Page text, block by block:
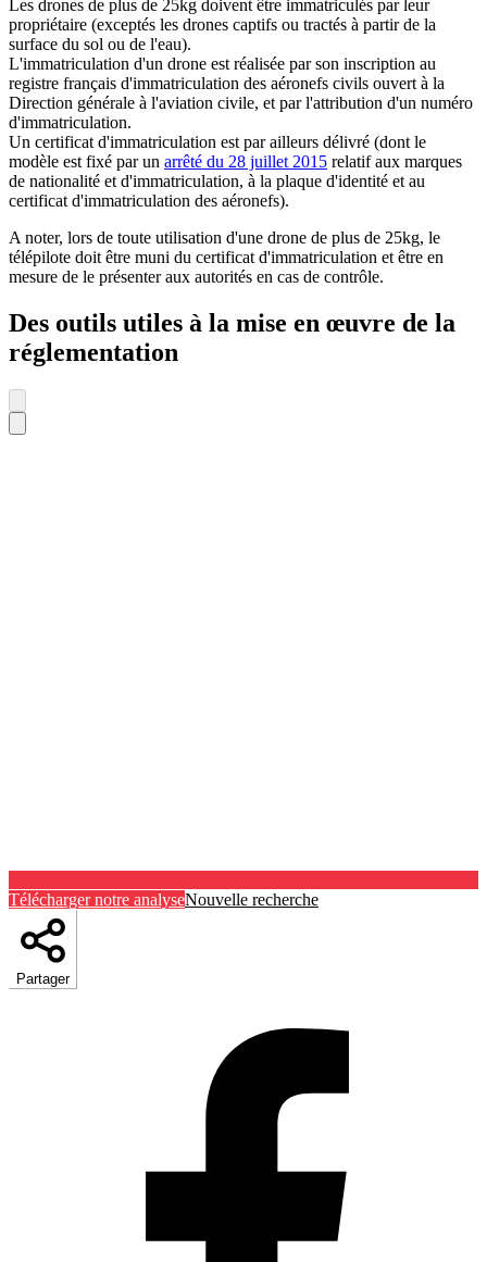
Les drones de plus de 25kg doivent être immatriculés par leur
propriétaire (exceptés les drones captifs ou tractés à partir de la
surface du sol ou de l'eau).
L'immatriculation d'un drone est réalisée par son inscription au
registre français d'immatriculation des aéronefs civils ouvert à la
Direction générale à l'aviation civile, et par l'attribution d'un numéro
d'immatriculation.
Un certificat d'immatriculation est par ailleurs délivré (dont le
modèle est fixé par un arrêté du 28 juillet 2015 relatif aux marques
de nationalité et d'immatriculation, à la plaque d'identité et au
certificat d'immatriculation des aéronefs).
A noter, lors de toute utilisation d'une drone de plus de 25kg, le
télépilote doit être muni du certificat d'immatriculation et être en
mesure de le présenter aux autorités en cas de contrôle.
Des outils utiles à la mise en œuvre de la
réglementation
Télécharger notre analyseNouvelle recherche
Partager